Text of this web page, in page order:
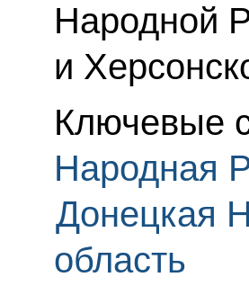
Народной
и
Ключевые
Народная
Донецкая
область